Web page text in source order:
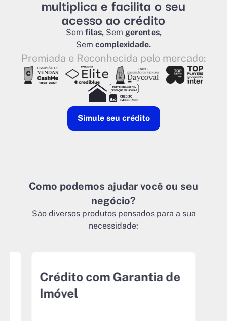
multiplica e facilita o seu
acesso ao crédito
Sem filas, Sem gerentes,
Sem complexidade.
Premiada e Reconhecida pelo mercado:
Simule seu crédito
Como podemos ajudar você ou seu
negócio?
São diversos produtos pensados para a sua
necessidade:
Crédito com Garantia de
Imóvel